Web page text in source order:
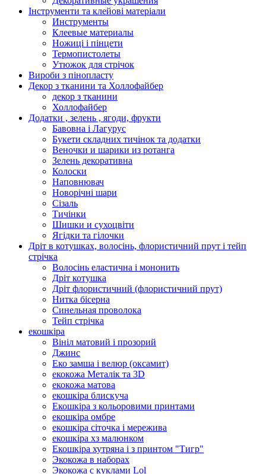
Інструменти та клейові матеріали
Инструменты
Клеевые материалы
Ножиці і пінцети
Термопистолеты
Утюжок для стрічок
Вироби з пінопласту
Декор з тканини та Холлофайбер
декор з тканини
Холлофайбер
Додатки , зелень , ягоди, фрукти
Бавовна і Лагурус
Букети складних тичінок та додатки
Веночки и шарики из ротанга
Зелень декоративна
Колоски
Наповнювач
Новорічні шари
Сізаль
Тичінки
Шишки и сухоцвіти
Ягідки та гілочки
Дріт в котушках, волосінь, флористичний прут і тейп
стрічка
Волосінь еластична і мононить
Дріт котушка
Дріт флористичний (флористичний прут)
Нитка бісерна
Синельная проволока
Тейп стрічка
екошкіра
Вініл матовий і прозорий
Джинс
Еко замша і велюр (оксамит)
екокожа Металік та 3D
екокожа матова
екошкіра блискуча
Екошкіра з кольоровими принтами
екошкіра омбре
екошкіра сіточка і мережива
екошкіра хз малюнком
Екошкіра хутряна і з принтом "Тигр"
Экокожа в наборах
Экокожа с куклами Lol